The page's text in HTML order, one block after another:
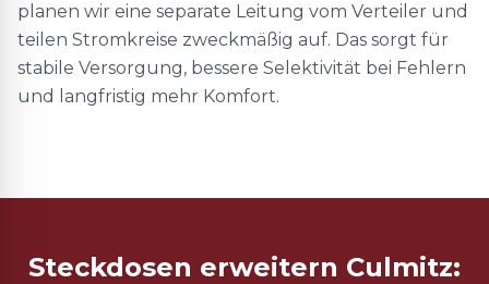
planen wir eine separate Leitung vom Verteiler und
teilen Stromkreise zweckmäßig auf. Das sorgt für
stabile Versorgung, bessere Selektivität bei Fehlern
und langfristig mehr Komfort.
Steckdosen erweitern Culmitz: